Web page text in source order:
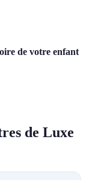
de votre enfant
de Luxe